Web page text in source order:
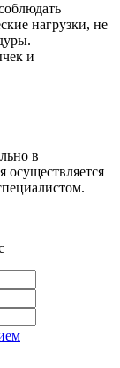
нагрузки, не
и
в
осуществляется